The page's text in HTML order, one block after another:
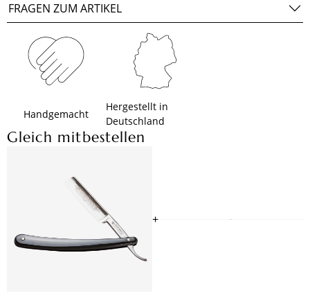
FRAGEN ZUM ARTIKEL
Handgemacht
Hergestellt in
Deutschland
Gleich mitbestellen
+